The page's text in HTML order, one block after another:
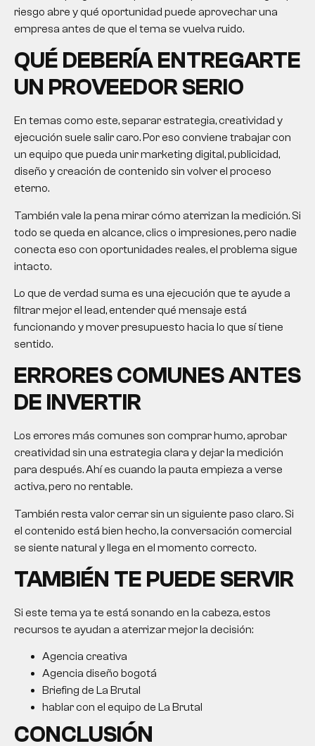
riesgo abre y qué oportunidad puede aprovechar una
empresa antes de que el tema se vuelva ruido.
QUÉ DEBERÍA ENTREGARTE
UN PROVEEDOR SERIO
En temas como este, separar estrategia, creatividad y
ejecución suele salir caro. Por eso conviene trabajar con
un equipo que pueda unir marketing digital, publicidad,
diseño y creación de contenido sin volver el proceso
eterno.
También vale la pena mirar cómo aterrizan la medición. Si
todo se queda en alcance, clics o impresiones, pero nadie
conecta eso con oportunidades reales, el problema sigue
intacto.
Lo que de verdad suma es una ejecución que te ayude a
filtrar mejor el lead, entender qué mensaje está
funcionando y mover presupuesto hacia lo que sí tiene
sentido.
ERRORES COMUNES ANTES
DE INVERTIR
Los errores más comunes son comprar humo, aprobar
creatividad sin una estrategia clara y dejar la medición
para después. Ahí es cuando la pauta empieza a verse
activa, pero no rentable.
También resta valor cerrar sin un siguiente paso claro. Si
el contenido está bien hecho, la conversación comercial
se siente natural y llega en el momento correcto.
TAMBIÉN TE PUEDE SERVIR
Si este tema ya te está sonando en la cabeza, estos
recursos te ayudan a aterrizar mejor la decisión:
Agencia creativa
Agencia diseño bogotá
Briefing de La Brutal
hablar con el equipo de La Brutal
CONCLUSIÓN